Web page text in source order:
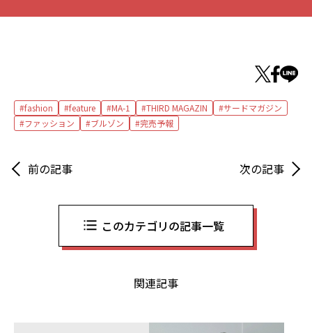
fashion feature MA-1 THIRD MAGAZIN
サードマガジン
ファッション
ブルゾン 完売予報
前の記事 次の記事
このカテゴリの記事一覧
関連記事